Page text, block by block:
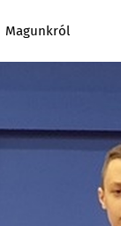
Magunkról